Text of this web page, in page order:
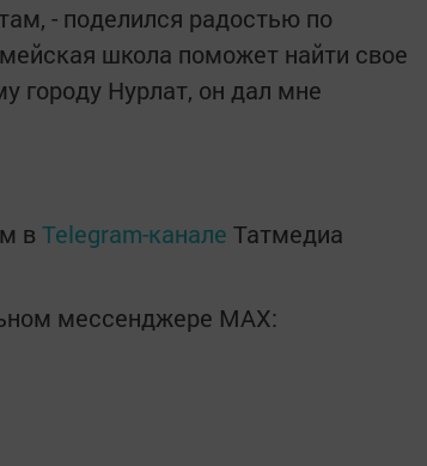
- поделился радостью по
школа поможет найти свое
городу Нурлат, он дал мне
в Telegram-канале Татмедиа
мессенджере MАХ: